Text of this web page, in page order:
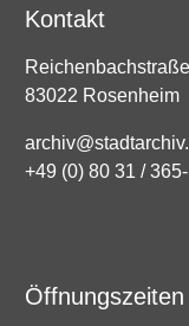
Kontakt
83022 Rosenheim
+49 (0) 80 31 /
Öffnungszeiten